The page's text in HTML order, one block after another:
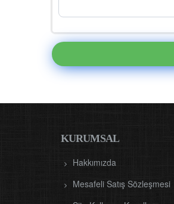
KURUMSAL
Hakkımızda
Mesafeli Satış Sözleşmesi